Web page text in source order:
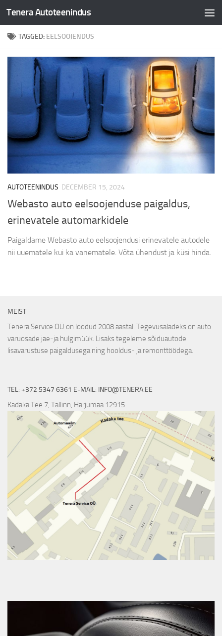
Skip to content
Tenera Autoteenindus
TAGGED: EELSOOJENDUS
AUTOTEENINDUS DECEMBER 15, 2024
Webasto auto eelsoojenduse paigaldus,
erinevatele automarkidele
Paigaldame Webasto auto eelsoojendusi erinevatele autodele
nii uuematele kui ka vanematele. Võta ühendust ja küsi hinda.
MEIST
Tenera Service OÜ on loodud 2008 aastal. Tegevusaladeks on auto
varuosade jae-ja hulgimüük. Lisaks tegeleme sõiduautode
lisavarustuse paigaldusega ning hooldus- ja remonttöödega.
TEL: +372 5347 6361 E-MAIL: INFO@TENERA.EE
Kadaka Tee 7, Tallinn, Harjumaa 12915